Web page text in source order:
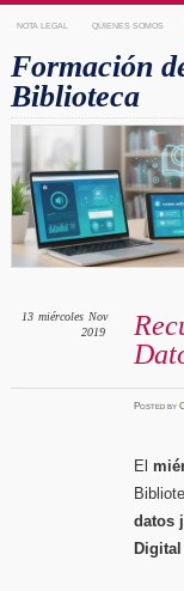
NOTA LEGAL QUIENES SOMOS
Formación
Biblioteca
13 miércoles Nov
2019
Postedby
El
datos
Digital